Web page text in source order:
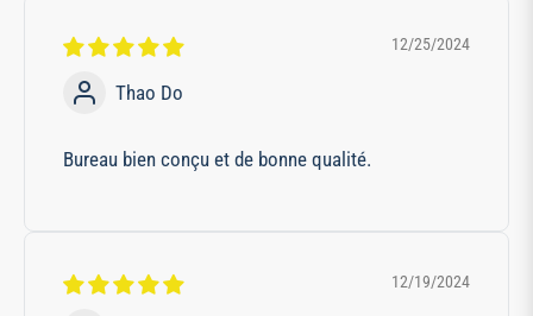
12/25/2024
Thao Do
Bureau bien conçu et de bonne qualité.
12/19/2024